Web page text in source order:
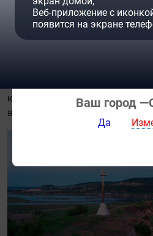
Недалеко от этого источника
артезианская скважина, из
добывается «Чистая вода из
природные условия и
компании предоставлять
высочайшего качества.
Веб-приложение с
появится на экране
Ваш город —
Да